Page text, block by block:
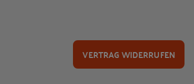
VERTRAG WIDERRUFEN